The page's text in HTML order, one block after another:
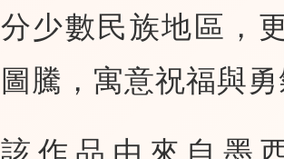
分少數民族地區，
圖騰，寓意祝福與
該作品由來自墨